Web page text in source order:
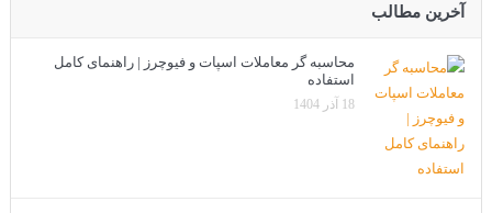
آخرین مطالب
محاسبه گر معاملات اسپات و فیوچرز | راهنمای کامل
استفاده
18 آذر 1404